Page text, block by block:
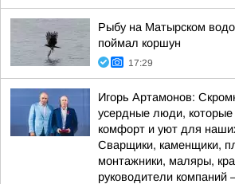
Рыбу на Матырском
поймал коршун
17:29
Игорь Артамонов:
усердные люди,
комфорт и уют для
Сварщики, каменщики,
монтажники, маляры,
руководители компаний